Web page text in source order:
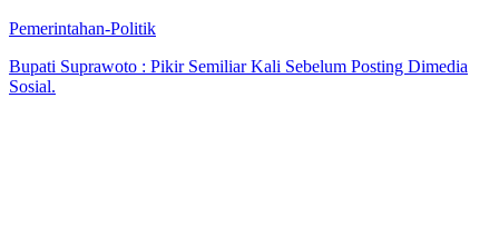
Pemerintahan-Politik
Bupati Suprawoto : Pikir Semiliar Kali Sebelum Posting Dimedia
Sosial.